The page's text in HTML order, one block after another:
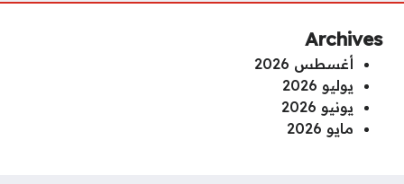
Archives
أغسطس 2026
يوليو 2026
يونيو 2026
مايو 2026